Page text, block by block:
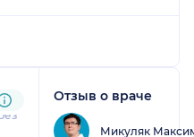
Отзыв о враче
Микуляк